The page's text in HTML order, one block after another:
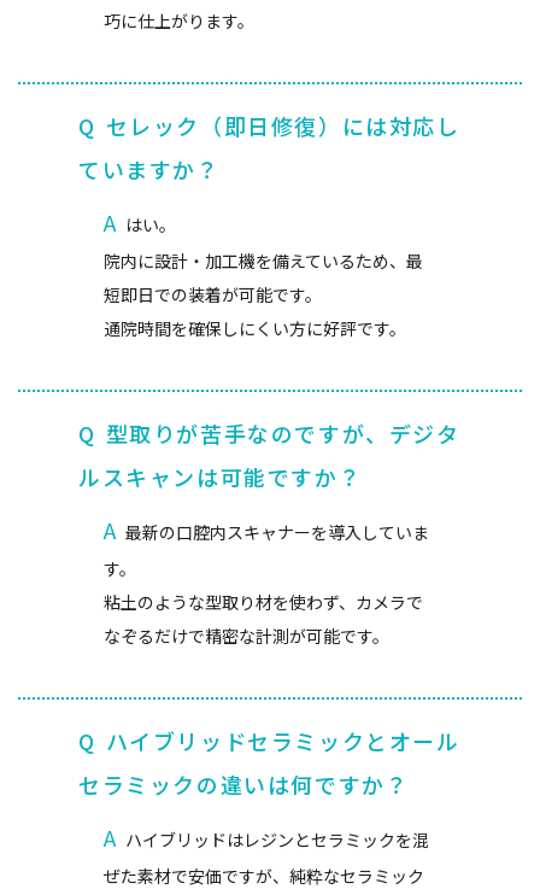
巧に仕上がります。
Q セレック（即日修復）には対応し
ていますか？
A はい。
院内に設計・加工機を備えているため、最
短即日での装着が可能です。
通院時間を確保しにくい方に好評です。
Q 型取りが苦手なのですが、デジタ
ルスキャンは可能ですか？
A 最新の口腔内スキャナーを導入していま
す。
粘土のような型取り材を使わず、カメラで
なぞるだけで精密な計測が可能です。
Q ハイブリッドセラミックとオール
セラミックの違いは何ですか？
A ハイブリッドはレジンとセラミックを混
ぜた素材で安価ですが、純粋なセラミック